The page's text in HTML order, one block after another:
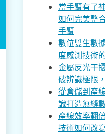
當手臂有了
如何完美整
手臂
數位雙生數
度感測技術
金屬反光干
破辨識極限
從倉儲到產
識打造無縫
產線效率翻
技術如何改